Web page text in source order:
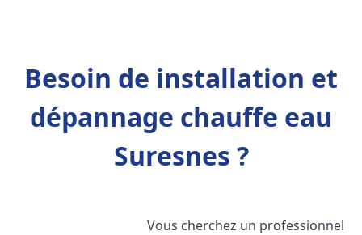
Besoin de installation et
dépannage chauffe eau
Suresnes ?
Vous cherchez un professionnel